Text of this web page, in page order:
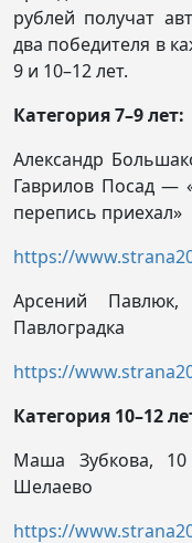
рублей получат
два победителя в
9 и 10–12 лет.
Категория 7–9 лет:
Александр
Гаврилов Посад —
перепись приехал»
https://
Арсений
Павлоградка
https://
Категория 10–12
Маша Зубкова, 10
Шелаево
https://